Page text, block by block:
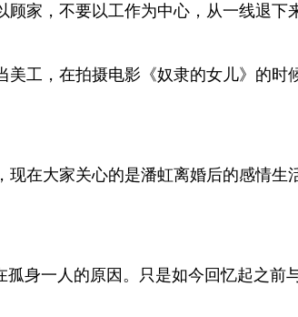
家，不要以工作为中心，从一线退下
工，在拍摄电影《奴隶的女儿》的时
在大家关心的是潘虹离婚后的感情生
身一人的原因。只是如今回忆起之前